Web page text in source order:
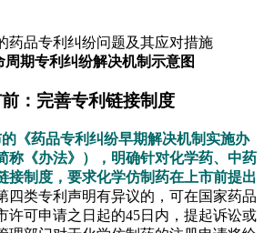
周期专利纠纷解决机制示意图
前：完善专利链接制度
《药品专利纠纷早期解决机制实施办
称《办法》），明确针对化学药、中药
接制度，要求化学仿制药在上市前提出
四类专利声明有异议的，可在国家药品
许可申请之日起的45日内，提起诉讼或